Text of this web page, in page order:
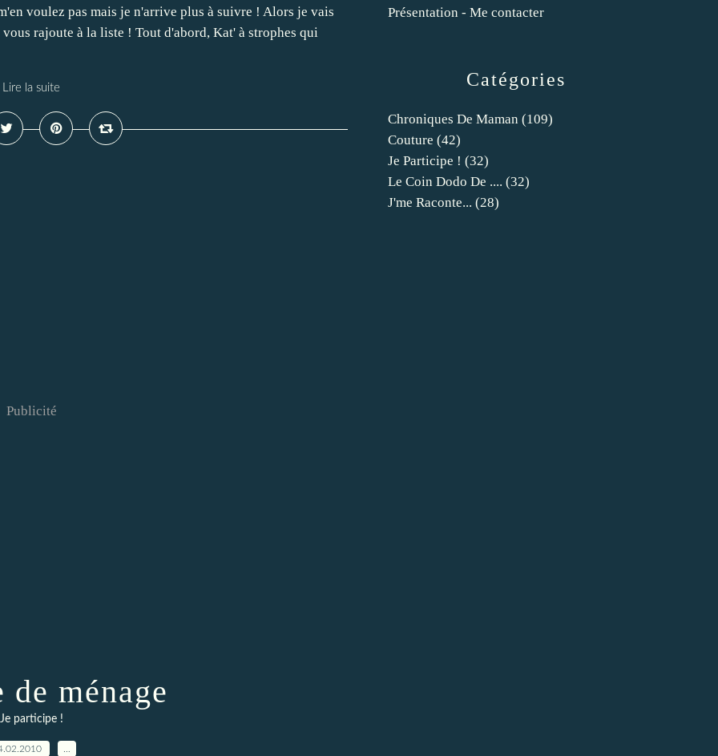
voulez pas mais je n'arrive plus à suivre ! Alors je vais
rajoute à la liste ! Tout d'abord, Kat' à strophes qui
Lire la suite
Publicité
de ménage
Je participe !
Catégories
Chroniques De Maman (109)
Couture (42)
Je Participe ! (32)
Le Coin Dodo De .... (32)
J'me Raconte... (28)
Présentation - Me contacter